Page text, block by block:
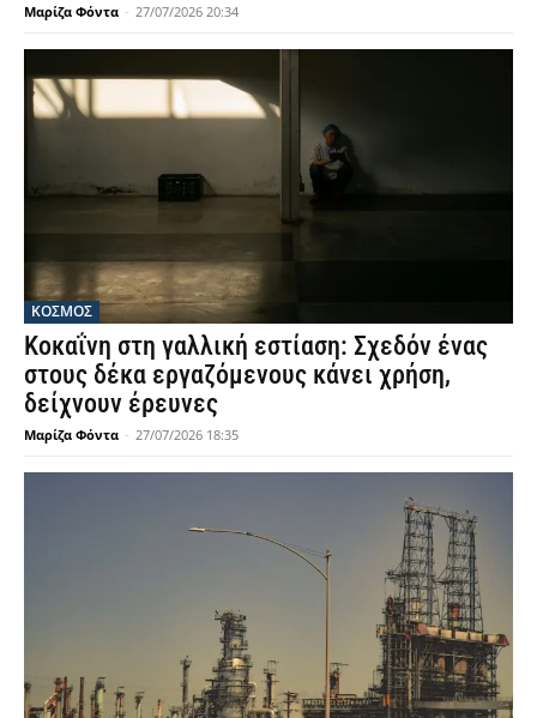
Μαρίζα Φόντα - 27/07/2026 20:34
ΚΟΣΜΟΣ
Κοκαΐνη στη γαλλική εστίαση: Σχεδόν ένας
στους δέκα εργαζόμενους κάνει χρήση,
δείχνουν έρευνες
Μαρίζα Φόντα - 27/07/2026 18:35